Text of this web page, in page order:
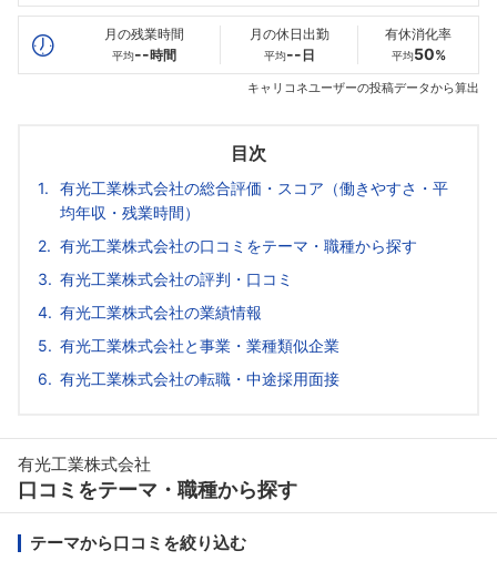
最高年収
--万
--万
--万
月の残業時間
平均--時間
月の休日出勤
平均-- 日
有休消化率
平均50%
キャリコネユーザーの投稿データから算出
目次
有光工業株式会社の総合評価・スコア（働きやすさ・平
均年収・残業時間）
有光工業株式会社の口コミをテーマ・職種から探す
有光工業株式会社の評判・口コミ
有光工業株式会社の業績情報
有光工業株式会社と事業・業種類似企業
有光工業株式会社の転職・中途採用面接
有光工業株式会社
口コミをテーマ・職種から探す
テーマから口コミを絞り込む